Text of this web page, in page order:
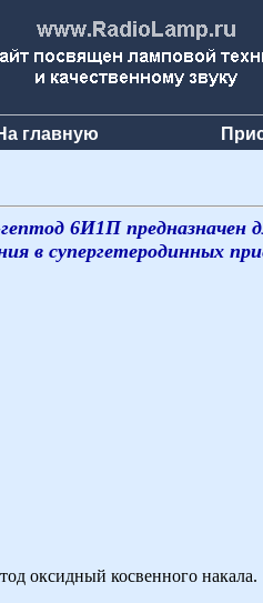
главную
6И1П предназначен
в супергетеродинных
оксидный косвенного накала.